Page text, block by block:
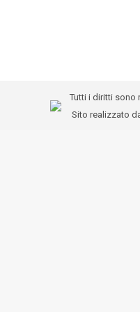
Tutti i diritti sono
Sito realizzato